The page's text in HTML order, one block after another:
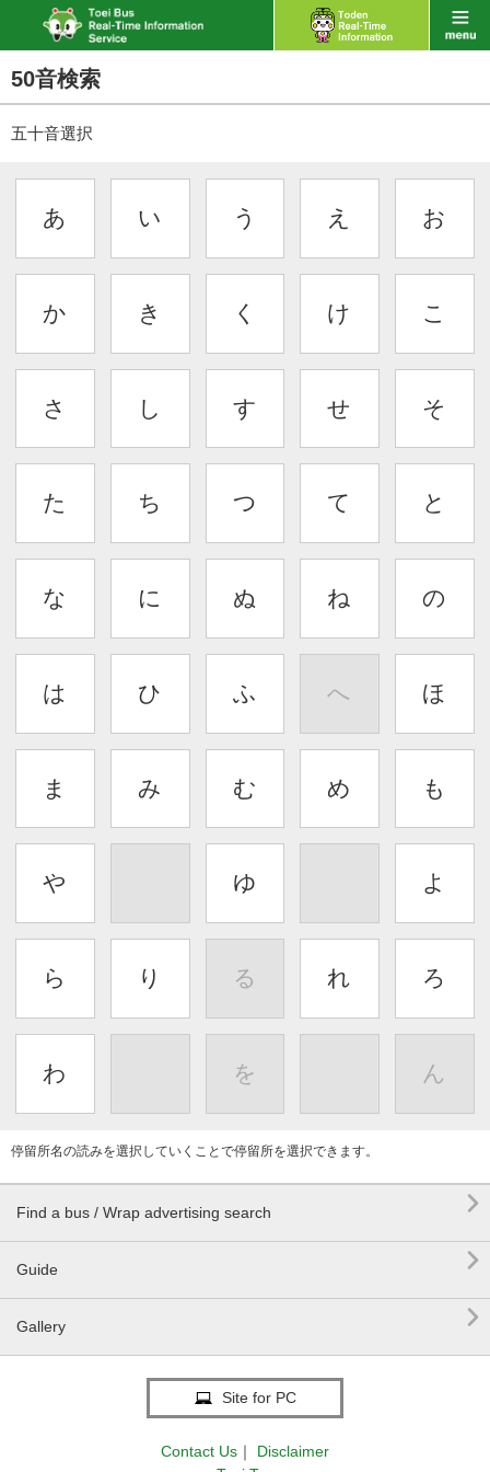
50音検索
五十音選択
あ い う え お
か き く け こ
さ し す せ そ
た ち つ て と
な に ぬ ね の
は ひ ふ へ ほ
ま み む め も
や ゆ よ
ら り る れ ろ
わ を ん
停留所名の読みを選択していくことで停留所を選択できます。
Find a bus / Wrap advertising search 
Guide 
Gallery 
Site for PC
Contact Us ｜
Disclaimer